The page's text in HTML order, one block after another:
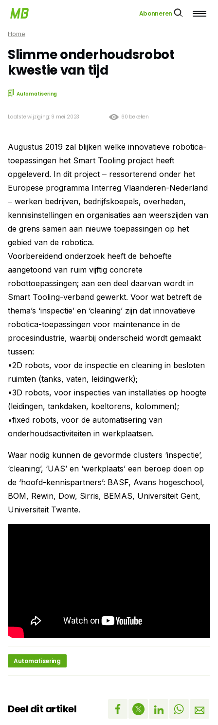
Abonneren
Home
Slimme onderhoudsrobot
kwestie van tijd
Automatisering
60 bekeken
Laatste wijziging: 9 mei 2023
Augustus 2019 zal blijken welke innovatieve robotica-
toepassingen het Smart Tooling project heeft
opgeleverd. In dit project ‒ ressorterend onder het
Europese programma Interreg Vlaanderen-Nederland
‒ werken bedrijven, bedrijfskoepels, overheden,
kennisinstellingen en organisaties aan weerszijden van
de grens samen aan nieuwe toepassingen op het
gebied van de robotica.
Voorbereidend onderzoek heeft de behoefte
aangetoond van ruim vijftig concrete
robottoepassingen; aan een deel daarvan wordt in
Smart Tooling-verband gewerkt. Voor wat betreft de
thema’s ‘inspectie’ en ‘cleaning’ zijn dat innovatieve
robotica-toepassingen voor maintenance in de
procesindustrie, waarbij onderscheid wordt gemaakt
tussen:
•2D robots, voor de inspectie en cleaning in besloten
ruimten (tanks, vaten, leidingwerk);
•3D robots, voor inspecties van installaties op hoogte
(leidingen, tankdaken, koeltorens, kolommen);
•fixed robots, voor de automatisering van
onderhoudsactiviteiten in werkplaatsen.
Waar nodig kunnen de gevormde clusters ‘inspectie’,
‘cleaning’, ‘UAS’ en ‘werkplaats’ een beroep doen op
de ‘hoofd-kennispartners’: BASF, Avans hogeschool,
BOM, Rewin, Dow, Sirris, BEMAS, Universiteit Gent,
Universiteit Twente.
Automatisering
Deel dit artikel